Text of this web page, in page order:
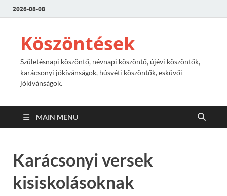
2026-08-08
Köszöntések
Születésnapi köszöntő, névnapi köszöntő, újévi köszöntők,
karácsonyi jókívánságok, húsvéti köszöntők, esküvői
jókivánságok.
MAIN MENU
Karácsonyi versek
kisiskolásoknak